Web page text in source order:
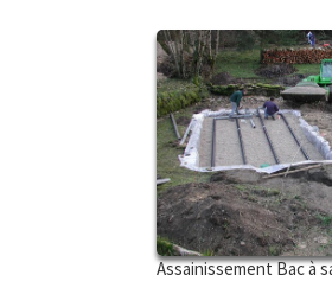
Assainissement Bac à